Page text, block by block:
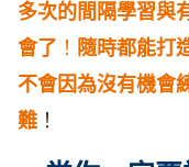
多次的間隔學習與
會了 ！ 隨時都能打
不會因為沒有機會
難 ！